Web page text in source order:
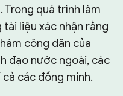
quá trình làm
liệu xác nhận rằng
công dân của
đạo nước ngoài, các
các đồng minh.